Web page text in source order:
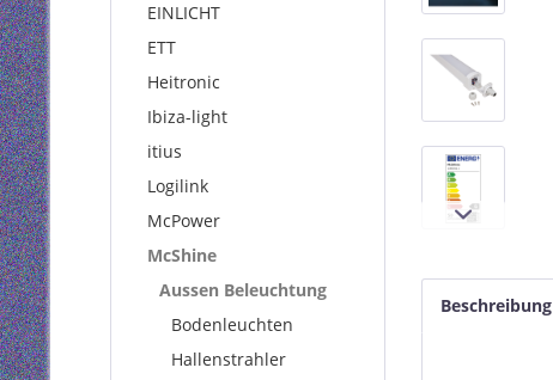
EINLICHT
ETT
Heitronic
Ibiza-light
itius
Logilink
McPower
McShine
Aussen Beleuchtung
Bodenleuchten
Hallenstrahler
Beschreibung